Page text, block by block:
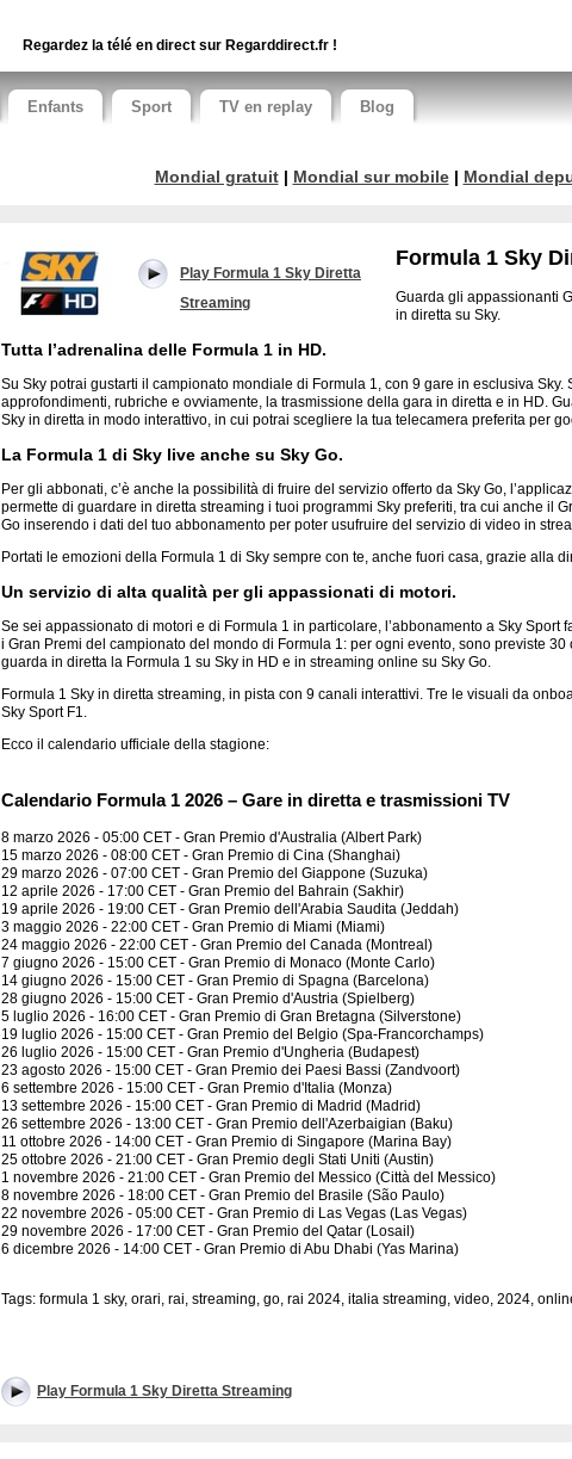
Regardez la télé en direct sur Regarddirect.fr !
Enfants Sport TV en replay Blog
Mondial gratuit| Mondial sur mobile| Mondial
Play Formula 1 Sky Diretta
Streaming
Formula 1 Sky
Guarda gli appassionanti
in diretta su Sky.
Tutta l’adrenalina delle Formula 1 in HD.
Su Sky potrai gustarti il campionato mondiale di Formula 1, con 9 gare in esclusiva Sky.
approfondimenti, rubriche e ovviamente, la trasmissione della gara in diretta e in HD.
Sky in diretta in modo interattivo, in cui potrai scegliere la tua telecamera preferita per
La Formula 1 di Sky live anche su Sky Go.
Per gli abbonati, c’è anche la possibilità di fruire del servizio offerto da Sky Go,
permette di guardare in diretta streaming i tuoi programmi Sky preferiti, tra cui anche il
Go inserendo i dati del tuo abbonamento per poter usufruire del servizio di video in
Portati le emozioni della Formula 1 di Sky sempre con te, anche fuori casa, grazie alla
Un servizio di alta qualità per gli appassionati di motori.
Se sei appassionato di motori e di Formula 1 in particolare, l’abbonamento a Sky Sport
i Gran Premi del campionato del mondo di Formula 1: per ogni evento, sono previste
guarda in diretta la Formula 1 su Sky in HD e in streaming online su Sky Go.
Formula 1 Sky in diretta streaming, in pista con 9 canali interattivi. Tre le visuali da
Sky Sport F1.
Ecco il calendario ufficiale della stagione:
Calendario Formula 1 2026 – Gare in diretta e trasmissioni TV
8 marzo 2026 - 05:00 CET - Gran Premio d'Australia (Albert Park)
15 marzo 2026 - 08:00 CET - Gran Premio di Cina (Shanghai)
29 marzo 2026 - 07:00 CET - Gran Premio del Giappone (Suzuka)
12 aprile 2026 - 17:00 CET - Gran Premio del Bahrain (Sakhir)
19 aprile 2026 - 19:00 CET - Gran Premio dell'Arabia Saudita (Jeddah)
3 maggio 2026 - 22:00 CET - Gran Premio di Miami (Miami)
24 maggio 2026 - 22:00 CET - Gran Premio del Canada (Montreal)
7 giugno 2026 - 15:00 CET - Gran Premio di Monaco (Monte Carlo)
14 giugno 2026 - 15:00 CET - Gran Premio di Spagna (Barcelona)
28 giugno 2026 - 15:00 CET - Gran Premio d'Austria (Spielberg)
5 luglio 2026 - 16:00 CET - Gran Premio di Gran Bretagna (Silverstone)
19 luglio 2026 - 15:00 CET - Gran Premio del Belgio (Spa-Francorchamps)
26 luglio 2026 - 15:00 CET - Gran Premio d'Ungheria (Budapest)
23 agosto 2026 - 15:00 CET - Gran Premio dei Paesi Bassi (Zandvoort)
6 settembre 2026 - 15:00 CET - Gran Premio d'Italia (Monza)
13 settembre 2026 - 15:00 CET - Gran Premio di Madrid (Madrid)
26 settembre 2026 - 13:00 CET - Gran Premio dell'Azerbaigian (Baku)
11 ottobre 2026 - 14:00 CET - Gran Premio di Singapore (Marina Bay)
25 ottobre 2026 - 21:00 CET - Gran Premio degli Stati Uniti (Austin)
1 novembre 2026 - 21:00 CET - Gran Premio del Messico (Città del Messico)
8 novembre 2026 - 18:00 CET - Gran Premio del Brasile (São Paulo)
22 novembre 2026 - 05:00 CET - Gran Premio di Las Vegas (Las Vegas)
29 novembre 2026 - 17:00 CET - Gran Premio del Qatar (Losail)
6 dicembre 2026 - 14:00 CET - Gran Premio di Abu Dhabi (Yas Marina)
Tags: formula 1 sky, orari, rai, streaming, go, rai 2024, italia streaming, video, 2024,
Play Formula 1 Sky Diretta Streaming